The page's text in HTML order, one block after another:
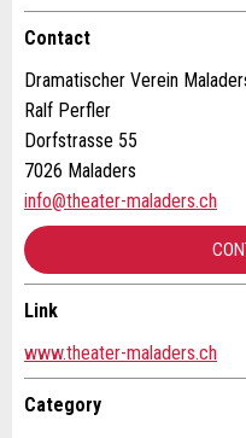
Your feedback is greatly
General Feedback
Ad is outdated
Ad is incomplete
Recommend this ad to
* Entry required
Contact
Dramatischer Verein
Ralf Perfler
Dorfstrasse 55
7026 Maladers
info@theater-maladers.ch
Contact
Write a message for all
Link
www.theater-maladers.ch
Category